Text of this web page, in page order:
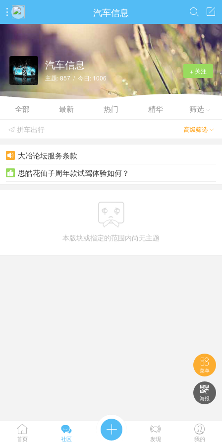
 汽车信息 

+ 关注
汽车信息
主题: 857 / 今日: 1006
全部 最新 热门 精华 筛选 
高级筛选 
 拼车出行
 大冶论坛服务条款
 思皓花仙子周年款试驾体验如何？

本版块或指定的范围内尚无主题

菜单

海报

首页

社区
 
发现

我的